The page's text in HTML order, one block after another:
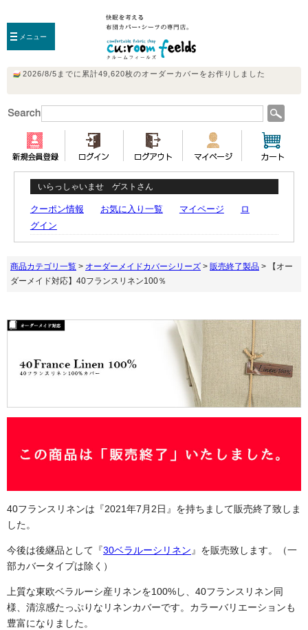
いらっしゃいませ ゲストさん
クーポン情報 お気に入り一覧 マイページ
ロ
グイン
商品カテゴリ一覧 > オーダーメイドカバーシリーズ > 販売終了製品 > 【オー
ダーメイド対応】40フランスリネン100％
40フランスリネンは『2021年7月2日』を持ちまして販売終了致しま
した。
今後は後継品として『30ベラルーシリネン 』を販売致します。（一
部カバータイプは除く）
上質な東欧ベラルーシ産リネンを100%し、40フランスリネン同
様、清涼感たっぷりなリネンカバーです。カラーバリエーションも
豊富になりました。
メニュー